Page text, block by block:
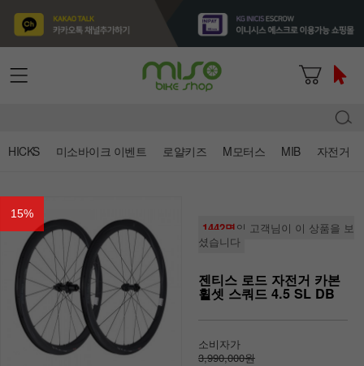
HICKS 미소바이크 이벤트 로얄키즈 M모터스 MIB 자전거
15%
1442명의 고객님이 이 상품을 보
셨습니다
젠티스 로드 자전거 카본
휠셋 스쿼드 4.5 SL DB
소비자가
3,990,000원